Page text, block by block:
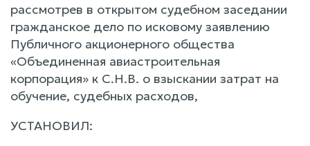
рассмотрев в открытом судебном заседании
гражданское дело по исковому заявлению
Публичного акционерного общества
«Объединенная авиастроительная
корпорация» к С.Н.В. о взыскании затрат на
обучение, судебных расходов,
УСТАНОВИЛ: